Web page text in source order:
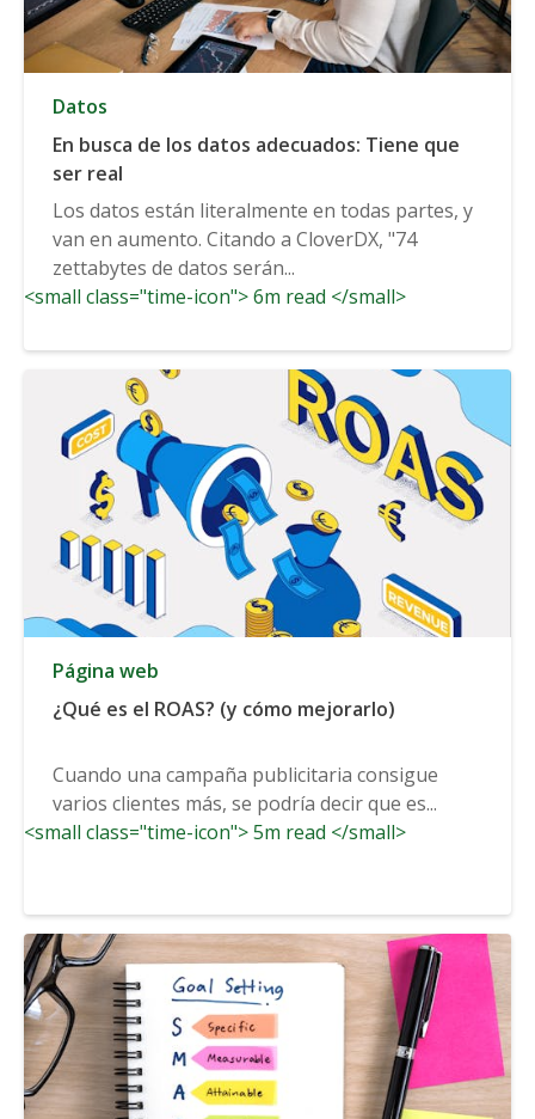
Datos
En busca de los datos adecuados: Tiene que
ser real
Los datos están literalmente en todas partes, y
van en aumento. Citando a CloverDX, "74
zettabytes de datos serán...
<small class="time-icon"> 6m read </small>
Página web
¿Qué es el ROAS? (y cómo mejorarlo)
Cuando una campaña publicitaria consigue
varios clientes más, se podría decir que es...
<small class="time-icon"> 5m read </small>